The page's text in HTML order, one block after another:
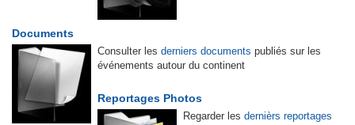
Documents
Consulter les derniers documents publiés sur les
événements autour du continent
Reportages Photos
Regarder les dernièrs reportages